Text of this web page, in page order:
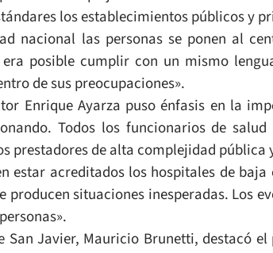
los establecimientos públicos y
nacional las personas se ponen al
posible cumplir con un mismo
de sus preocupaciones».
Enrique Ayarza puso énfasis en la
Todos los funcionarios de
prestadores de alta complejidad
estar acreditados los hospitales de
producen situaciones inesperadas. Los
San Javier, Mauricio Brunetti, destacó